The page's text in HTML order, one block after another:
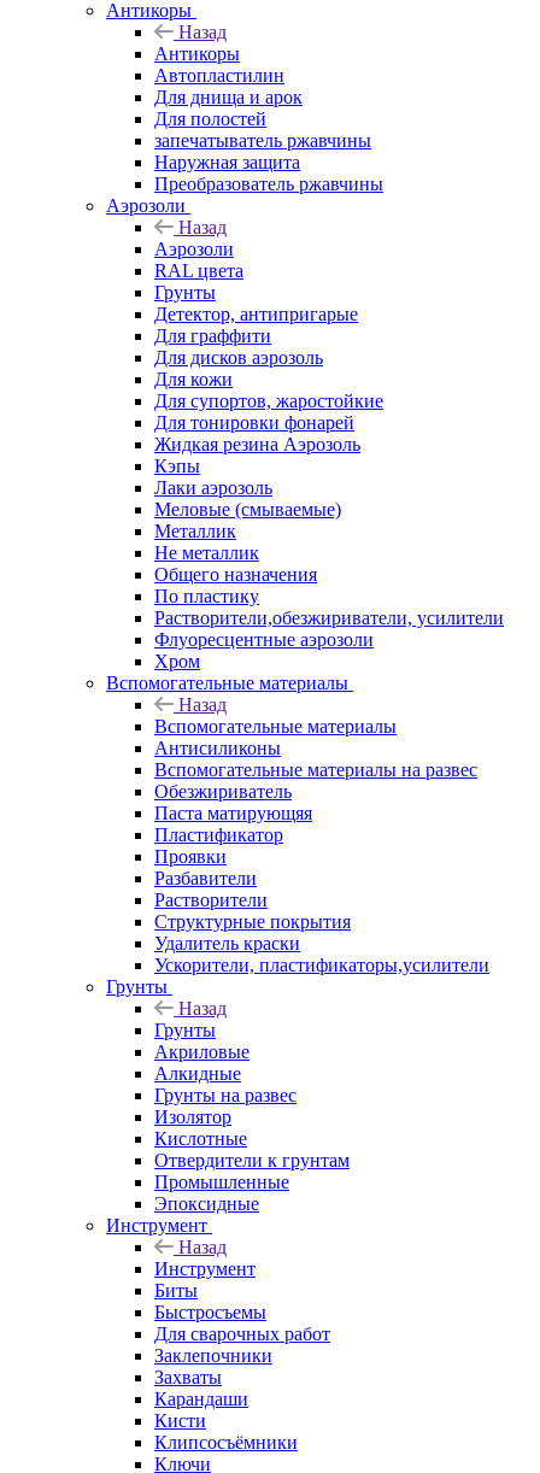
Антикоры
Назад
Антикоры
Автопластилин
Для днища и арок
Для полостей
запечатыватель ржавчины
Наружная защита
Преобразователь ржавчины
Аэрозоли
Назад
Аэрозоли
RAL цвета
Грунты
Детектор, антипригарые
Для граффити
Для дисков аэрозоль
Для кожи
Для супортов, жаростойкие
Для тонировки фонарей
Жидкая резина Аэрозоль
Кэпы
Лаки аэрозоль
Меловые (смываемые)
Металлик
Не металлик
Общего назначения
По пластику
Растворители,обезжириватели, усилители
Флуоресцентные аэрозоли
Хром
Вспомогательные материалы
Назад
Вспомогательные материалы
Антисиликоны
Вспомогательные материалы на развес
Обезжириватель
Паста матирующяя
Пластификатор
Проявки
Разбавители
Растворители
Структурные покрытия
Удалитель краски
Ускорители, пластификаторы,усилители
Грунты
Назад
Грунты
Акриловые
Алкидные
Грунты на развес
Изолятор
Кислотные
Отвердители к грунтам
Промышленные
Эпоксидные
Инструмент
Назад
Инструмент
Биты
Быстросъемы
Для сварочных работ
Заклепочники
Захваты
Карандаши
Кисти
Клипсосъёмники
Ключи